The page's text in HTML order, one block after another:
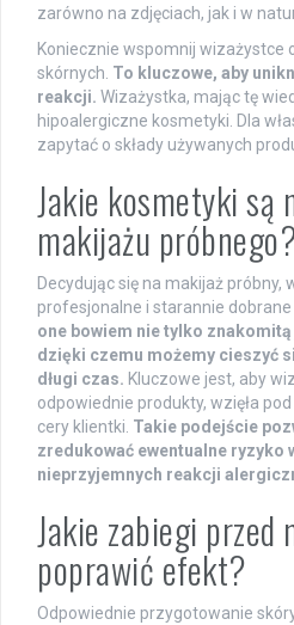
zarówno na zdjęciach, jak i w
Koniecznie wspomnij wizażystce
skórnych. To kluczowe, aby
reakcji. Wizażystka, mając tę
hipoalergiczne kosmetyki. Dla
zapytać o składy używanych
Jakie kosmetyki są
makijażu
Decydując się na makijaż próbny,
profesjonalne i starannie dobrane
one bowiem nie tylko znakomitą
dzięki czemu możemy cieszyć
długi czas. Kluczowe jest, aby
odpowiednie produkty, wzięła
cery klientki. Takie podejście
zredukować ewentualne ryzyko
nieprzyjemnych reakcji
Jakie zabiegi przed
poprawić efekt?
Odpowiednie przygotowanie